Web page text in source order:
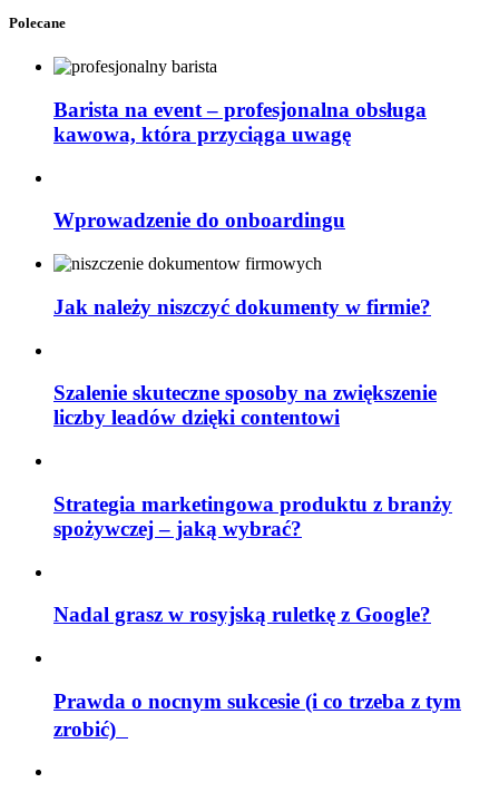
Polecane
Barista na event – profesjonalna obsługa
kawowa, która przyciąga uwagę
Wprowadzenie do onboardingu
Jak należy niszczyć dokumenty w firmie?
Szalenie skuteczne sposoby na zwiększenie
liczby leadów dzięki contentowi
Strategia marketingowa produktu z branży
spożywczej – jaką wybrać?
Nadal grasz w rosyjską ruletkę z Google?
Prawda o nocnym sukcesie (i co trzeba z tym
zrobić)